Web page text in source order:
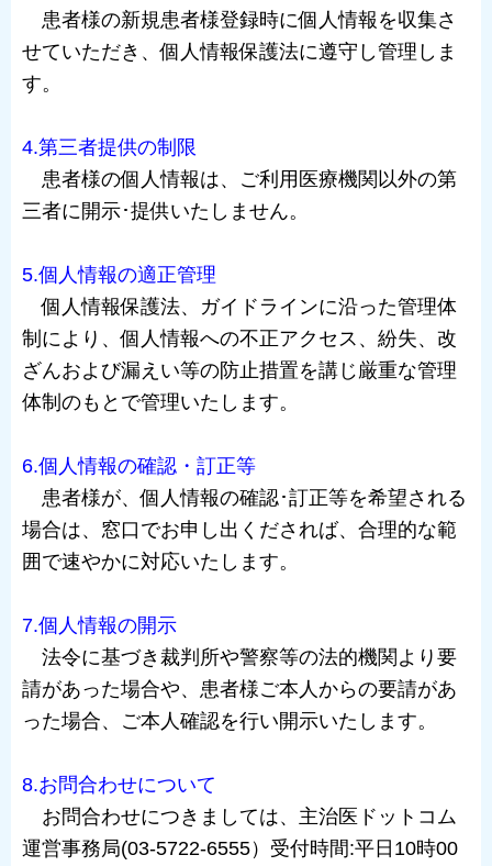
患者様の新規患者様登録時に個人情報を収集さ
せていただき、個人情報保護法に遵守し管理しま
す。
4.第三者提供の制限
患者様の個人情報は、ご利用医療機関以外の第
三者に開示･提供いたしません。
5.個人情報の適正管理
個人情報保護法、ガイドラインに沿った管理体
制により、個人情報への不正アクセス、紛失、改
ざんおよび漏えい等の防止措置を講じ厳重な管理
体制のもとで管理いたします。
6.個人情報の確認・訂正等
患者様が、個人情報の確認･訂正等を希望される
場合は、窓口でお申し出くだされば、合理的な範
囲で速やかに対応いたします。
7.個人情報の開示
法令に基づき裁判所や警察等の法的機関より要
請があった場合や、患者様ご本人からの要請があ
った場合、ご本人確認を行い開示いたします。
8.お問合わせについて
お問合わせにつきましては、主治医ドットコム
運営事務局(03-5722-6555）受付時間:平日10時00